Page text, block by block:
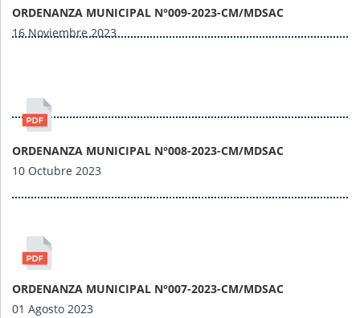
ORDENANZA MUNICIPAL N°009-2023-CM/MDSAC
16 Noviembre 2023
ORDENANZA MUNICIPAL N°008-2023-CM/MDSAC
10 Octubre 2023
ORDENANZA MUNICIPAL N°007-2023-CM/MDSAC
01 Agosto 2023